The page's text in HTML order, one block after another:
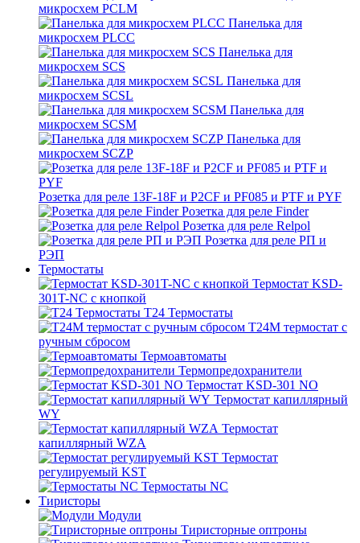
микросхем PCLM
Панелька для
микросхем PLCC
Панелька для
микросхем SCS
Панелька для
микросхем SCSL
Панелька для
микросхем SCSM
Панелька для
микросхем SCZP
Розетка для реле 13F-18F и P2CF и PF085 и PTF и PYF
Розетка для реле Finder
Розетка для реле Relpol
Розетка для реле РП и
РЭП
Термостаты
Термостат KSD-
301T-NC с кнопкой
T24 Термостаты
T24M термостат с
ручным сбросом
Термоавтоматы
Термопредохранители
Термостат KSD-301 NO
Термостат капиллярный
WY
Термостат
капиллярный WZA
Термостат
регулируемый KST
Термостаты NC
Тиристоры
Модули
Тиристорные оптроны